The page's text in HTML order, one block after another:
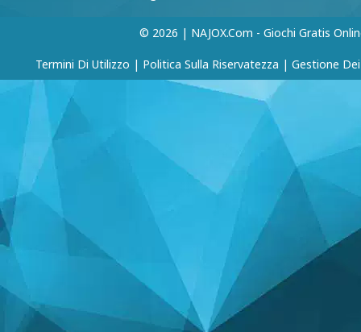
© 2026 | NAJOX.com - Giochi Gratis
Termini Di Utilizzo | Politica Sulla Riservatezza | Gestione